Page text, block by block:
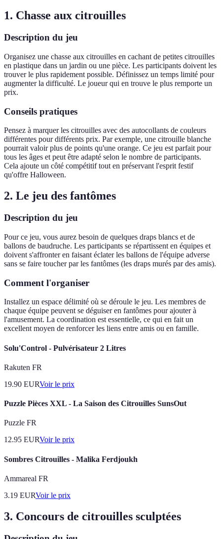
1. Chasse aux citrouilles
Description du jeu
Organisez une chasse aux citrouilles en cachant de petites citrouilles
en plastique dans un jardin ou une pièce. Les participants doivent les
trouver le plus rapidement possible. Définissez un temps limité pour
augmenter la difficulté. Le joueur qui en trouve le plus remporte un
prix.
Conseils pratiques
Pensez à marquer les citrouilles avec des autocollants de couleurs
différentes pour différents prix. Par exemple, une citrouille blanche
pourrait valoir plus de points qu'une orange. Ce jeu est parfait pour
tous les âges et peut être adapté selon le nombre de participants.
Cela ajoute un côté compétitif tout en préservant l'esprit festif
qu'offre Halloween.
2. Le jeu des fantômes
Description du jeu
Pour ce jeu, vous aurez besoin de quelques draps blancs et de
ballons de baudruche. Les participants se répartissent en équipes et
doivent s'affronter en faisant éclater les ballons de l'équipe adverse
sans se faire toucher par les fantômes (les draps murés par des amis).
Comment l'organiser
Installez un espace délimité où se déroule le jeu. Les membres de
chaque équipe peuvent se déguiser en fantômes pour ajouter à
l'amusement. La coordination est essentielle, ce qui en fait un
excellent moyen de renforcer les liens entre amis ou en famille.
Solu'Control - Pulvérisateur 2 Litres
Rakuten FR
19.90 EURVoir le prix
Puzzle Pièces XXL - La Saison des Citrouilles SunsOut
Puzzle FR
12.95 EURVoir le prix
Sombres Citrouilles - Malika Ferdjoukh
Ammareal FR
3.19 EURVoir le prix
3. Concours de citrouilles sculptées